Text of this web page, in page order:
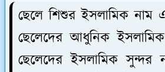
ছেলে শিশুর ইসলামিক নাম
ছেলেদের আধুনিক
ছেলেদের ইসলামিক